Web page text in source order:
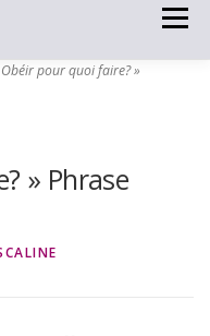
Menu
pour quoi faire? »
» Phrase